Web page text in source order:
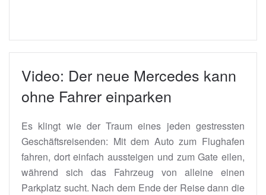
Video: Der neue Mercedes kann
ohne Fahrer einparken
Es klingt wie der Traum eines jeden gestressten
Geschäftsreisenden: Mit dem Auto zum Flughafen
fahren, dort einfach aussteigen und zum Gate eilen,
während sich das Fahrzeug von alleine einen
Parkplatz sucht. Nach dem Ende der Reise dann die